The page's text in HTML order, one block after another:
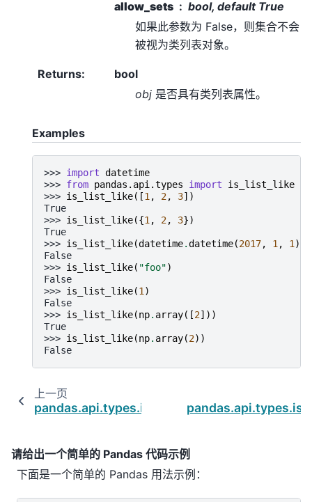
allow_sets
bool, default True
如果此参数为 False，则集合不会
被视为类列表对象。
Returns:
bool
obj 是否具有类列表属性。
Examples
>>> import datetime
>>> from pandas.api.types import
is_list_like
>>> is_list_like([1 , 2, 3])
True
>>> is_list_like({1 , 2, 3})
True
>>> is_list_like(datetime.datetime(2017, 1 , 1 ))
False
>>> is_list_like( "foo")
False
>>> is_list_like(1 )
False
>>> is_list_like(np. array([2]))
True
>>> is_list_like(np. array(2))
False
上一页
pandas.api.types.is_file_like
请给出一个简单的 Pandas 代码示例
下面是一个简单的 Pandas 用法示例：